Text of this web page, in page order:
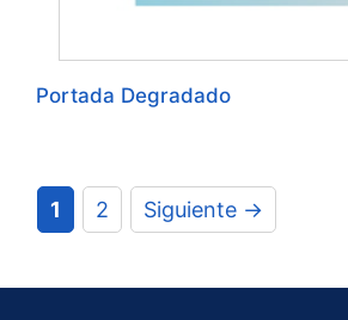
Portada Degradado
Página
1 Página
2 Siguiente →